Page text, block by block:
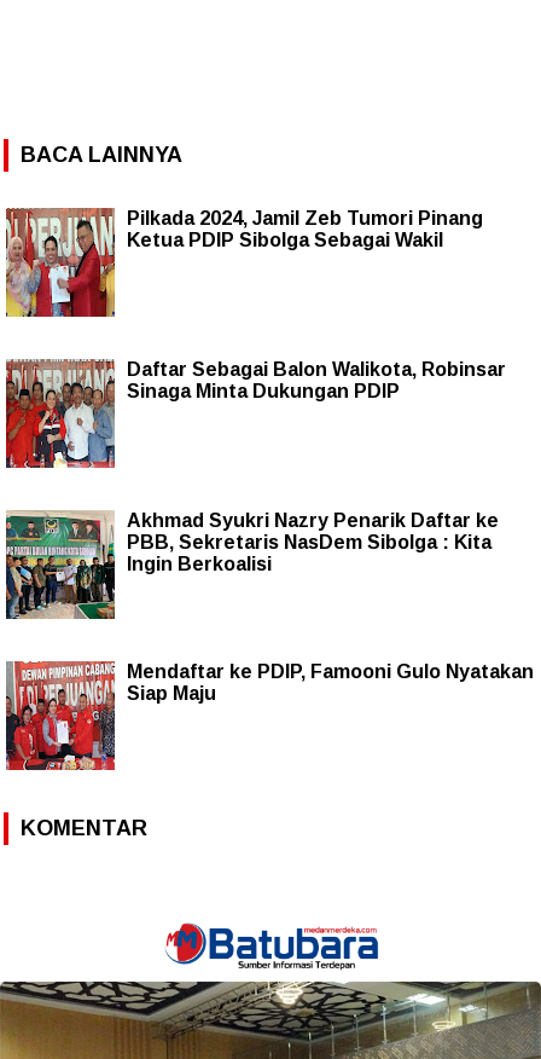
BACA LAINNYA
Pilkada 2024, Jamil Zeb Tumori Pinang
Ketua PDIP Sibolga Sebagai Wakil
Daftar Sebagai Balon Walikota, Robinsar
Sinaga Minta Dukungan PDIP
Akhmad Syukri Nazry Penarik Daftar ke
PBB, Sekretaris NasDem Sibolga : Kita
Ingin Berkoalisi
Mendaftar ke PDIP, Famooni Gulo Nyatakan
Siap Maju
KOMENTAR